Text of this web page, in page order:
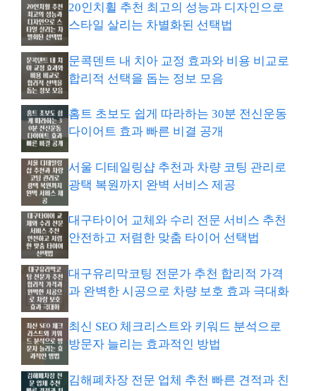
20인치휠 추천 최고의 성능과 디자인으로
스타일 살리는 차별화된 선택법
문콕덴트 내 치아 교정 효과와 비용 비교로
합리적 선택을 돕는 정보 모음
홈트 초보도 쉽게 따라하는 30분 전신운동
다이어트 효과 빠른 비결 공개
서울 디테일링샵 추천과 차량 코팅 관리로
광택 복원까지 완벽 서비스 제공
대구타이어 교체와 수리 전문 서비스 추천
안전하고 저렴한 맞춤 타이어 선택법
대구유리막코팅 전문가 추천 합리적 가격
과 완벽한 시공으로 차량 보호 효과 극대화
최신 SEO 체크리스트와 키워드 분석으로
방문자 늘리는 효과적인 방법
김해폐차장 전문 업체 추천 빠른 견적과 친